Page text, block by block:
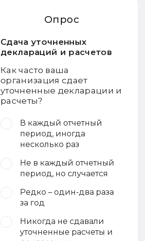
Опрос
Сдача уточненных
деклараций и расчетов
Как часто ваша
организация сдает
уточненные декларации и
расчеты?
В каждый отчетный
период, иногда
несколько раз
Не в каждый отчетный
период, но случается
Редко – один-два раза
за год
Никогда не сдавали
уточненные расчеты и